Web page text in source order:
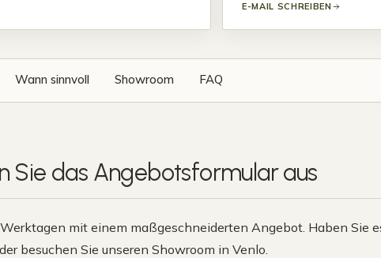
E-MAIL SCHREIBEN
Wann sinnvoll Showroom FAQ
Sie das Angebotsformularaus
mit einem maßgeschneiderten Angebot. Haben Sie
besuchen Sie unseren Showroom in Venlo.